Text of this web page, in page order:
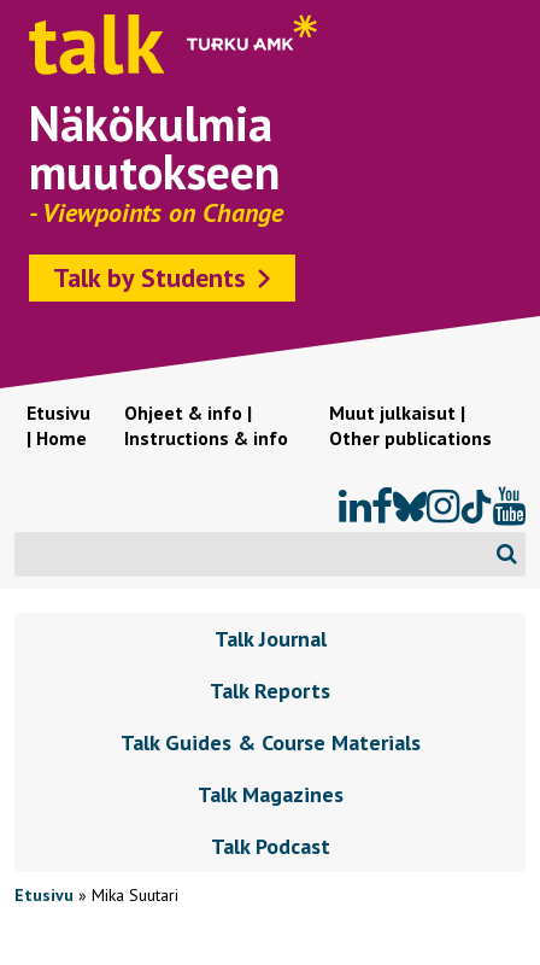
Näkökulmia
muutokseen
- Viewpoints on Change
Talk by Students
Etusivu
| Home
Ohjeet & info |
Instructions & info
Muut julkaisut |
Other publications
Talk Journal
Talk Reports
Talk Guides & Course Materials
Talk Magazines
Talk Podcast
Etusivu » Mika Suutari